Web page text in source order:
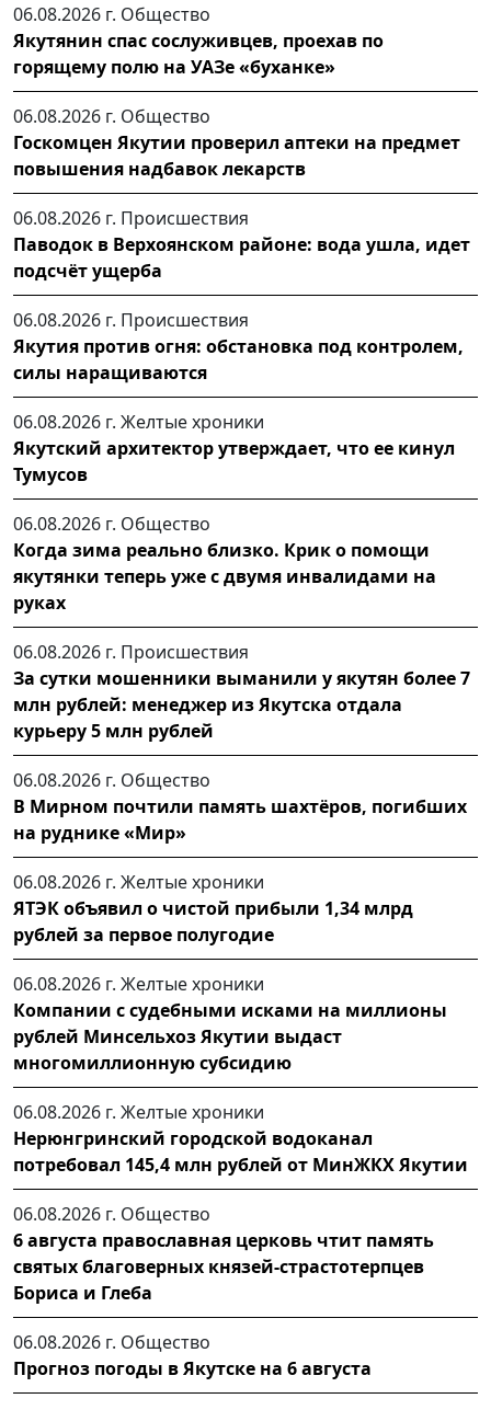
06.08.2026 г. Общество
Якутянин спас сослуживцев, проехав по
горящему полю на УАЗе «буханке»
06.08.2026 г. Общество
Госкомцен Якутии проверил аптеки на предмет
повышения надбавок лекарств
06.08.2026 г. Происшествия
Паводок в Верхоянском районе: вода ушла, идет
подсчёт ущерба
06.08.2026 г. Происшествия
Якутия против огня: обстановка под контролем,
силы наращиваются
06.08.2026 г. Желтые хроники
Якутский архитектор утверждает, что ее кинул
Тумусов
06.08.2026 г. Общество
Когда зима реально близко. Крик о помощи
якутянки теперь уже с двумя инвалидами на
руках
06.08.2026 г. Происшествия
За сутки мошенники выманили у якутян более 7
млн рублей: менеджер из Якутска отдала
курьеру 5 млн рублей
06.08.2026 г. Общество
В Мирном почтили память шахтёров, погибших
на руднике «Мир»
06.08.2026 г. Желтые хроники
ЯТЭК объявил о чистой прибыли 1,34 млрд
рублей за первое полугодие
06.08.2026 г. Желтые хроники
Компании с судебными исками на миллионы
рублей Минсельхоз Якутии выдаст
многомиллионную субсидию
06.08.2026 г. Желтые хроники
Нерюнгринский городской водоканал
потребовал 145,4 млн рублей от МинЖКХ Якутии
06.08.2026 г. Общество
6 августа православная церковь чтит память
святых благоверных князей-страстотерпцев
Бориса и Глеба
06.08.2026 г. Общество
Прогноз погоды в Якутске на 6 августа